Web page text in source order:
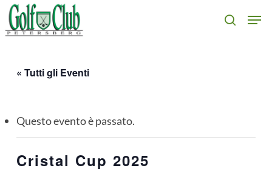
Skip
to
search
« Tutti gli Eventi
Questo evento è passato.
Cristal Cup 2025